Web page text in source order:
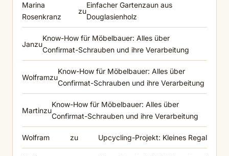
Marina
Rosenkranz
zu
Einfacher Gartenzaun aus
Douglasienholz
Janzu
Know-How für Möbelbauer: Alles über
Confirmat-Schrauben und ihre Verarbeitung
Wolframzu
Know-How für Möbelbauer: Alles über
Confirmat-Schrauben und ihre Verarbeitung
Martinzu
Know-How für Möbelbauer: Alles über
Confirmat-Schrauben und ihre Verarbeitung
Wolfram zu Upcycling-Projekt: Kleines Regal